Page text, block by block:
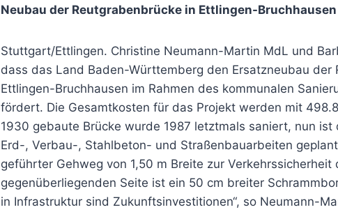
Neubau der Reutgrabenbrücke in Ettlingen-
Stuttgart/Ettlingen. Christine Neumann-Martin MdL und
dass das Land Baden-Württemberg den Ersatzneubau der
Ettlingen-Bruchhausen im Rahmen des kommunalen
fördert. Die Gesamtkosten für das Projekt werden mit
1930 gebaute Brücke wurde 1987 letztmals saniert, nun
Erd-, Verbau-, Stahlbeton- und Straßenbauarbeiten
geführter Gehweg von 1,50 m Breite zur
gegenüberliegenden Seite ist ein 50 cm breiter
in Infrastruktur sind Zukunftsinvestitionen“, so Neumann-